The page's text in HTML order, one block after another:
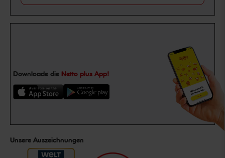
Downloade die Netto plus App!
Unsere Auszeichnungen